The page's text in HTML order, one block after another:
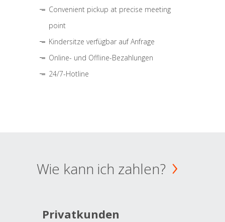
Convenient pickup at precise meeting
point
Kindersitze verfügbar auf Anfrage
Online- und Offline-Bezahlungen
24/7-Hotline
Wie kann ich zahlen?
Privatkunden